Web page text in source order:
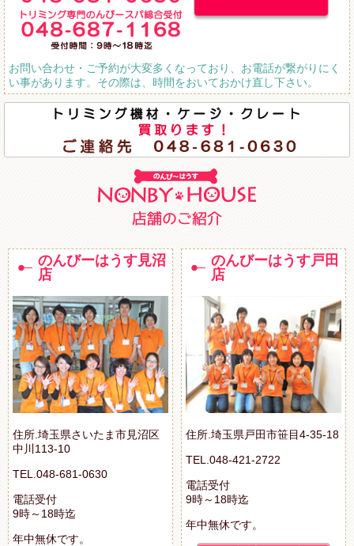
お問い合わせ・ご予約が大変多くなっており、お電話が繋がりにく
い事があります。その際は、時間をおいておかけ直し下さい。
のんびーはうす見沼
店
住所.埼玉県さいたま市見沼区
中川113-10
TEL.048-681-0630
電話受付
9時～18時迄
年中無休です。
のんびーはうす戸田
店
住所.埼玉県戸田市笹目4-35-18
TEL.048-421-2722
電話受付
9時～18時迄
年中無休です。